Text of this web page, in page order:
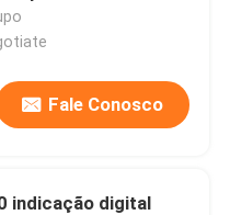
do CCM Meb
Fale Conosco
indicação digital